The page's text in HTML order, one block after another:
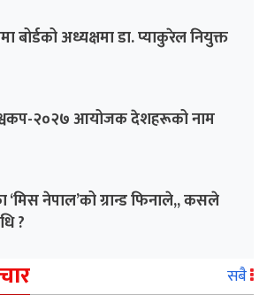
बोर्डको अध्यक्षमा डा. प्याकुरेल नियुक्त
२०२७ आयोजक देशहरूको नाम
नेपाल’को ग्रान्ड फिनाले,, कसले
?
सबै